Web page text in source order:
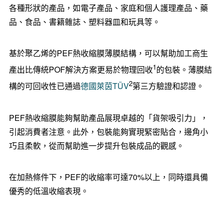
各種形狀的產品，如電子產品、家庭和個人護理產品、藥
品、食品、書籍雜誌、塑料器皿和玩具等。
基於聚乙烯的PEF熱收縮膜薄膜結構，可以幫助加工商生
產出比傳統POF解決方案更易於物理回收1的包裝。薄膜結
構的可回收性已通過德國萊茵TÜV2第三方驗證和認證。
PEF熱收縮膜能夠幫助產品展現卓越的「貨架吸引力」，
引起消費者注意。此外，包裝能夠實現緊密貼合，邊角小
巧且柔軟，從而幫助進一步提升包裝成品的觀感。
在加熱條件下，PEF的收縮率可達70%以上，同時還具備
優秀的低溫收縮表現。